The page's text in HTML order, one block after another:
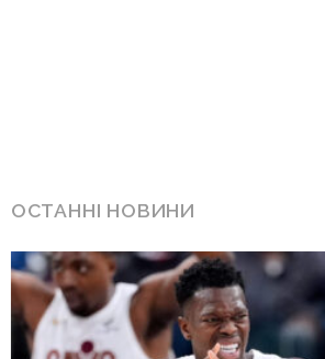
ОСТАННІ НОВИНИ